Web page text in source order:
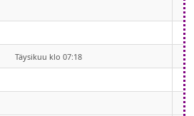
Täysikuu klo 07:18